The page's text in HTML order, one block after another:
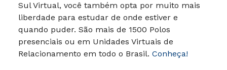
Sul Virtual, você também opta por muito mais
liberdade para estudar de onde estiver e
quando puder. São mais de 1500 Polos
presenciais ou em Unidades Virtuais de
Relacionamento em todo o Brasil. Conheça!